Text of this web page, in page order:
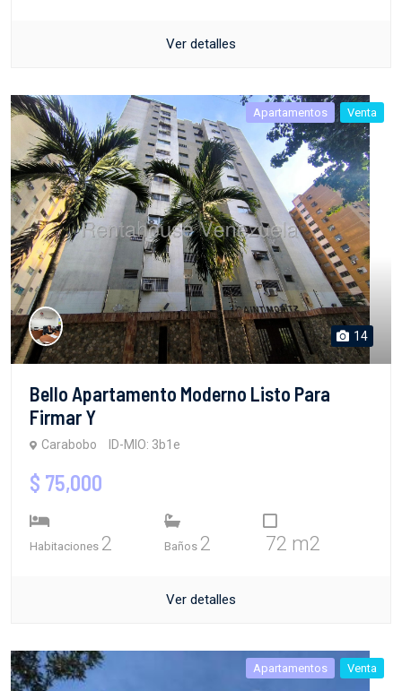
Ver detalles
Apartamentos Venta
14
Bello Apartamento Moderno Listo Para
Firmar Y
Carabobo ID-MIO: 3b1e
$ 75,000
Habitaciones 2 Baños 2 72 m2
Ver detalles
Apartamentos Venta